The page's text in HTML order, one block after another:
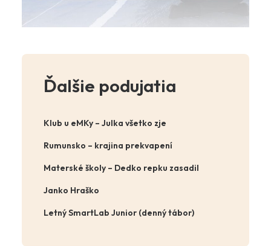
Ďalšie podujatia
Klub u eMKy – Julka všetko zje
Rumunsko – krajina prekvapení
Materské školy – Dedko repku zasadil
Janko Hraško
Letný SmartLab Junior (denný tábor)